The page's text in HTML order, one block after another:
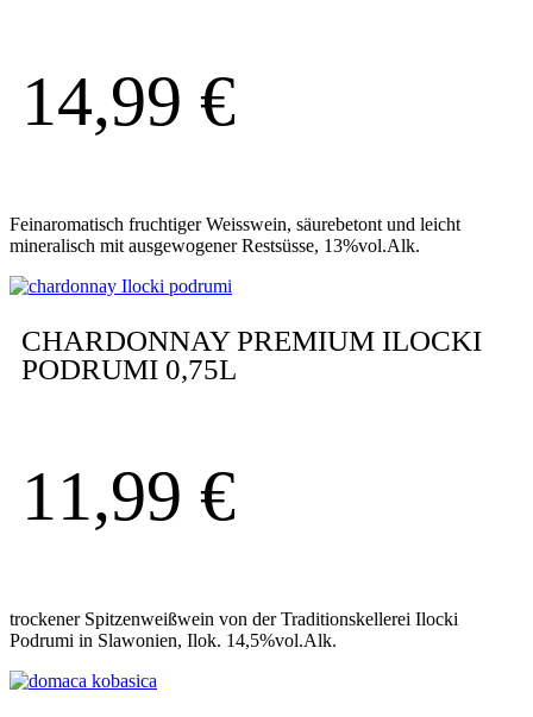
14,99 €
Feinaromatisch fruchtiger Weisswein, säurebetont und leicht
mineralisch mit ausgewogener Restsüsse, 13%vol.Alk.
CHARDONNAY PREMIUM ILOCKI
PODRUMI 0,75L
11,99 €
trockener Spitzenweißwein von der Traditionskellerei Ilocki
Podrumi in Slawonien, Ilok. 14,5%vol.Alk.